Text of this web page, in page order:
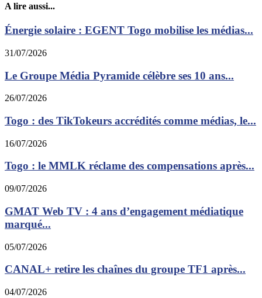
A lire aussi...
Énergie solaire : EGENT Togo mobilise les médias...
31/07/2026
Le Groupe Média Pyramide célèbre ses 10 ans...
26/07/2026
Togo : des TikTokeurs accrédités comme médias, le...
16/07/2026
Togo : le MMLK réclame des compensations après...
09/07/2026
GMAT Web TV : 4 ans d’engagement médiatique
marqué...
05/07/2026
CANAL+ retire les chaînes du groupe TF1 après...
04/07/2026